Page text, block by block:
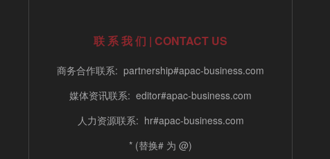
联 系 我 们 | CONTACT US
商务合作联系: partnership#apac-business.com
媒体资讯联系: editor#apac-business.com
人力资源联系: hr#apac-business.com
* (替换# 为 @)